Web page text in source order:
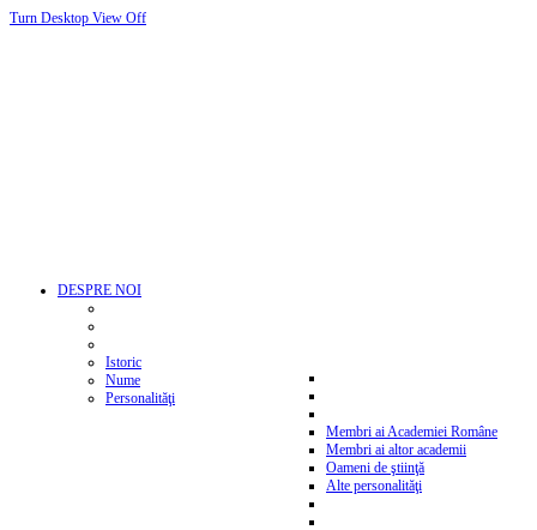
Turn Desktop View Off
DESPRE NOI
Istoric
Nume
Personalităţi
Membri ai Academiei Române
Membri ai altor academii
Oameni de ştiinţă
Alte personalităţi